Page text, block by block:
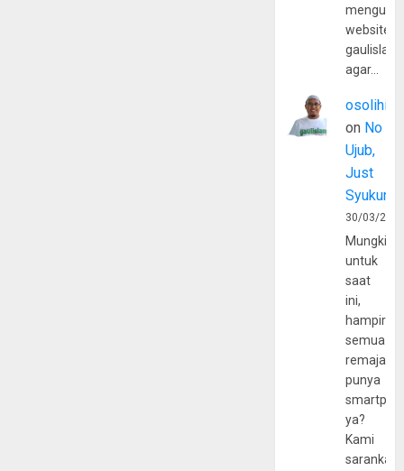
website
agar…
osolihin
on No
Ujub,
Just
Syukur
30/03/
Mungkin
untuk
saat
ini,
hampir
semua
remaja
punya
ya?
Kami
sarankan,